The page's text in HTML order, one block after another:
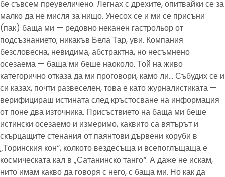
бе съвсем преувеличено. Легнах с дрехите, опитвайки се за
малко да не мисля за нищо. Унесох се и ми се присъни
(пак) баща ми — редовно неканен гастрольор от
подсъзнанието; никакъв Бела Тар, уви. Компания
безсловесна, невидима, абстрактна, но несъмнено
осезаема — баща ми беше наоколо. Той на живо
категорично отказа да ми проговори, камо ли… Събудих се и
си казах, почти развеселен, това е като журналистиката —
верифицираш истината след кръстосване на информация
от поне два източника. Присъствието на баща ми беше
истински осезаемо и измеримо, каквито са вятърът и
скърцащите стенания от паянтови дървени коруби в
„Торинския кон“, колкото вездесъща и всепоглъщаща е
космическата кал в „Сатанинско танго“. А даже не искам,
нито имам какво да говоря с него, с баща ми. Но как да